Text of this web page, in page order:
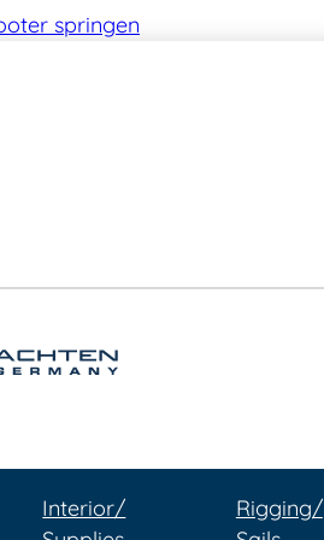
springen
Interior/
Rigging/